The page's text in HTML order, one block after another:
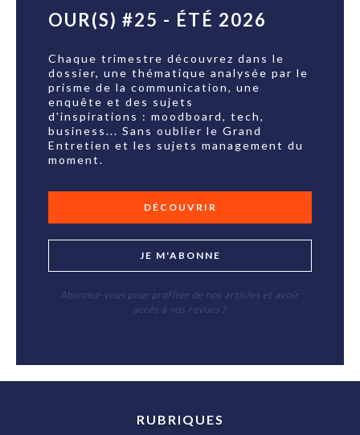
OUR(S) #25 - ÉTÉ 2026
Chaque trimestre découvrez dans le
dossier, une thématique analysée par le
prisme de la communication, une
enquête et des sujets
d'inspirations : moodboard, tech,
business... Sans oublier le Grand
Entretien et les sujets management du
moment.
DÉCOUVRIR
JE M'ABONNE
Abonnez-vous pour profiter de nos articles et avoir
accès à nos revues !
RUBRIQUES